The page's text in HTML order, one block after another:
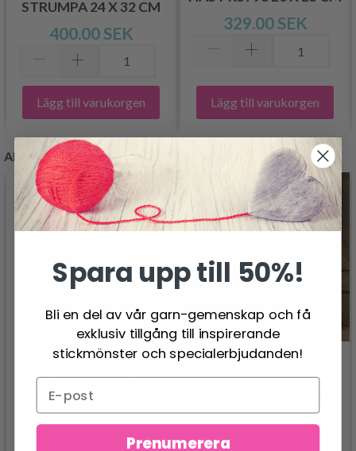
STRUMPA 24 X 32 CM
400.00 SEK
Lägg till varukorgen
329.00 SEK
Lägg till varukorgen
ANDRA KUNDER KÖPTE
LÄSER 27 X 44 CM
543.00 SEK
BRODERIKIT
PÅ STUBBE
349.00 SEK
Spara upp till 50%!
Bli en del av vår garn-gemenskap och få
exklusiv tillgång till inspirerande
stickmönster och specialerbjudanden!
Prenumerera